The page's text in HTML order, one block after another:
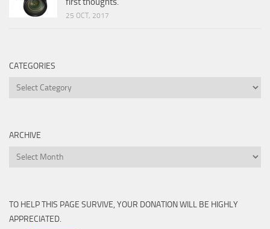
25 OCT, 2017
CATEGORIES
Categories
ARCHIVE
Archive
TO HELP THIS PAGE SURVIVE, YOUR DONATION WILL BE HIGHLY
APPRECIATED.